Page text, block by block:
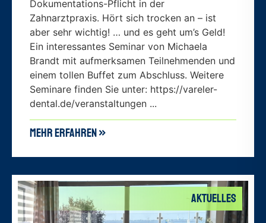
Dokumentations-Pflicht in der
Zahnarztpraxis. Hört sich trocken an – ist
aber sehr wichtig! … und es geht um’s Geld!
Ein interessantes Seminar von Michaela
Brandt mit aufmerksamen Teilnehmenden und
einem tollen Buffet zum Abschluss. Weitere
Seminare finden Sie unter: https://vareler-
dental.de/veranstaltungen ...
mehr erfahren »
Aktuelles